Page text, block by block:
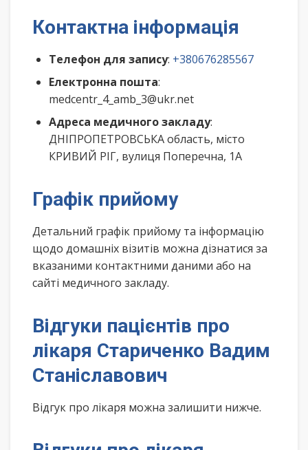
Контактна інформація
Телефон для запису: +380676285567
Електронна пошта:
medcentr_4_amb_3@ukr.net
Адреса медичного закладу:
ДНІПРОПЕТРОВСЬКА область, місто
КРИВИЙ РІГ, вулиця Поперечна, 1А
Графік прийому
Детальний графік прийому та інформацію
щодо домашніх візитів можна дізнатися за
вказаними контактними даними або на
сайті медичного закладу.
Відгуки пацієнтів про
лікаря Стариченко Вадим
Станіславович
Відгук про лікаря можна залишити нижче.